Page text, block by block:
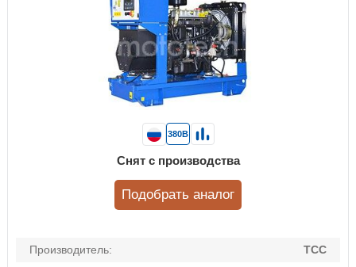
Производитель:
ТСС
380В
Снят с производства
Подобрать аналог